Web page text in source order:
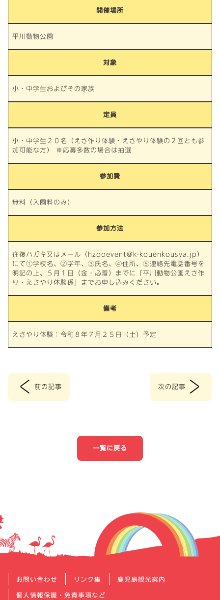
開催場所
平川動物公園
対象
小・中学生およびその家族
定員
小・中学生２０名（えさ作り体験・えさやり体験の２回とも参
加可能な方） ※応募多数の場合は抽選
参加費
無料（入園料のみ）
参加方法
往復ハガキ又はメール（hzooevent@k-kouenkousya.jp）
にて①学校名、②学年、③氏名、④住所、⑤連絡先電話番号を
明記の上、５月１日（金・必着）までに「平川動物公園えさ作
り・えさやり体験係」までお申し込みください。
備考
えさやり体験：令和８年７月２５日（土）予定
< 前の記事 次の記事 >
一覧に戻る
お問い合わせ リンク集 鹿児島観光案内
個人情報保護・免責事項など